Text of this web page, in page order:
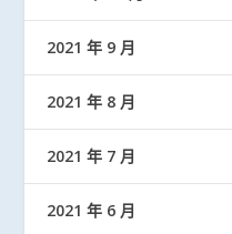
2021 年 9 月
2021 年 8 月
2021 年 7 月
2021 年 6 月